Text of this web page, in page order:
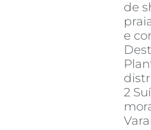
de
e
2